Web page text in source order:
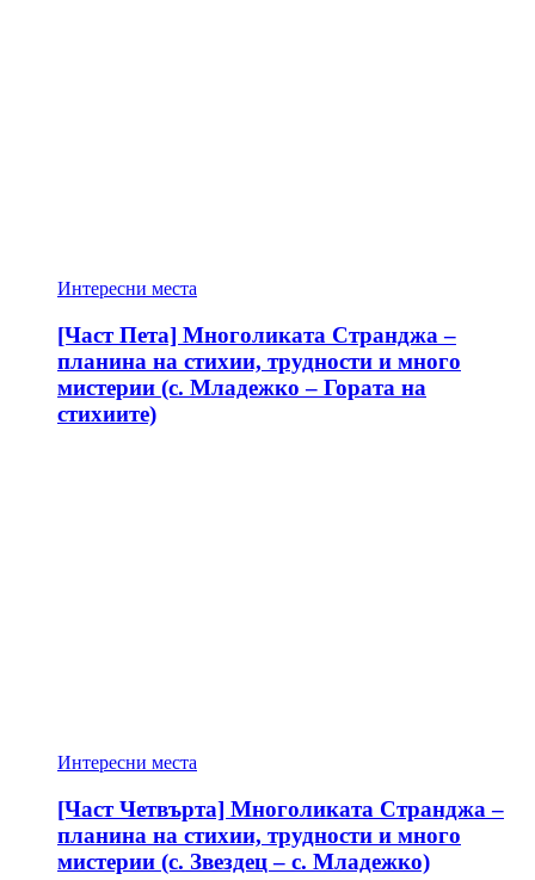
Интересни места
[Част Пета] Многоликата Странджа –
планина на стихии, трудности и много
мистерии (с. Младежко – Гората на
стихиите)
Интересни места
[Част Четвърта] Многоликата Странджа –
планина на стихии, трудности и много
мистерии (с. Звездец – с. Младежко)